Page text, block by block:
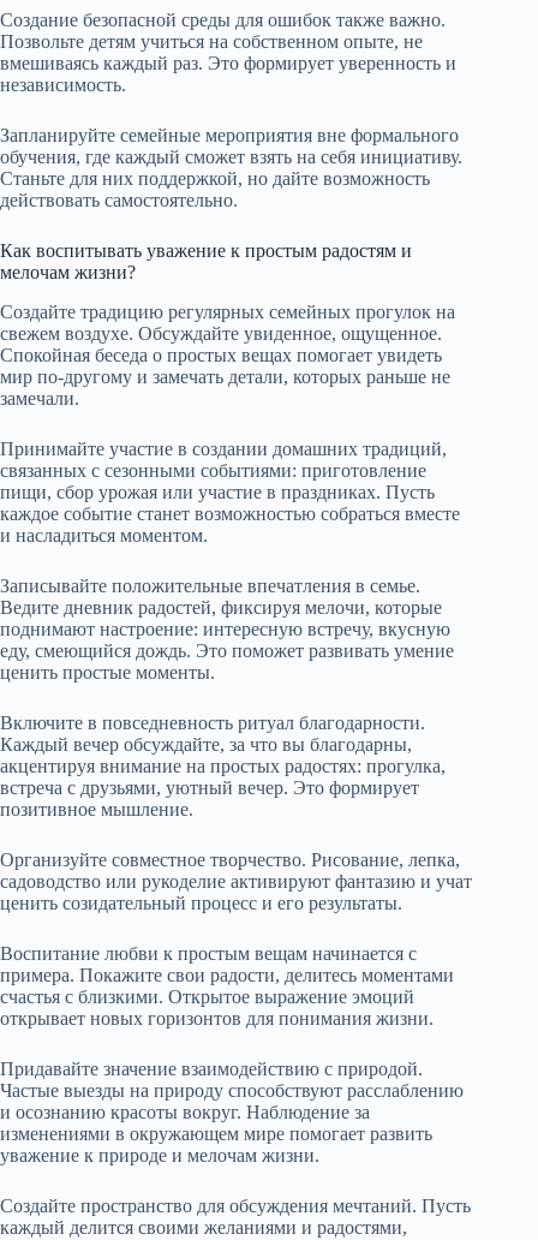
Создание безопасной среды для ошибок также важно.
Позвольте детям учиться на собственном опыте, не
вмешиваясь каждый раз. Это формирует уверенность и
независимость.
Запланируйте семейные мероприятия вне формального
обучения, где каждый сможет взять на себя инициативу.
Станьте для них поддержкой, но дайте возможность
действовать самостоятельно.
Как воспитывать уважение к простым радостям и
мелочам жизни?
Создайте традицию регулярных семейных прогулок на
свежем воздухе. Обсуждайте увиденное, ощущенное.
Спокойная беседа о простых вещах помогает увидеть
мир по-другому и замечать детали, которых раньше не
замечали.
Принимайте участие в создании домашних традиций,
связанных с сезонными событиями: приготовление
пищи, сбор урожая или участие в праздниках. Пусть
каждое событие станет возможностью собраться вместе
и насладиться моментом.
Записывайте положительные впечатления в семье.
Ведите дневник радостей, фиксируя мелочи, которые
поднимают настроение: интересную встречу, вкусную
еду, смеющийся дождь. Это поможет развивать умение
ценить простые моменты.
Включите в повседневность ритуал благодарности.
Каждый вечер обсуждайте, за что вы благодарны,
акцентируя внимание на простых радостях: прогулка,
встреча с друзьями, уютный вечер. Это формирует
позитивное мышление.
Организуйте совместное творчество. Рисование, лепка,
садоводство или рукоделие активируют фантазию и учат
ценить созидательный процесс и его результаты.
Воспитание любви к простым вещам начинается с
примера. Покажите свои радости, делитесь моментами
счастья с близкими. Открытое выражение эмоций
открывает новых горизонтов для понимания жизни.
Придавайте значение взаимодействию с природой.
Частые выезды на природу способствуют расслаблению
и осознанию красоты вокруг. Наблюдение за
изменениями в окружающем мире помогает развить
уважение к природе и мелочам жизни.
Создайте пространство для обсуждения мечтаний. Пусть
каждый делится своими желаниями и радостями,